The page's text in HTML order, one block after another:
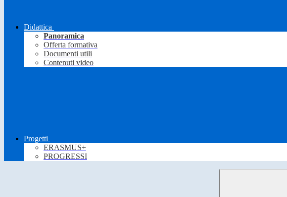
Didattica
Panoramica
Offerta formativa
Documenti utili
Contenuti video
Progetti
ERASMUS+
PROGRESSI